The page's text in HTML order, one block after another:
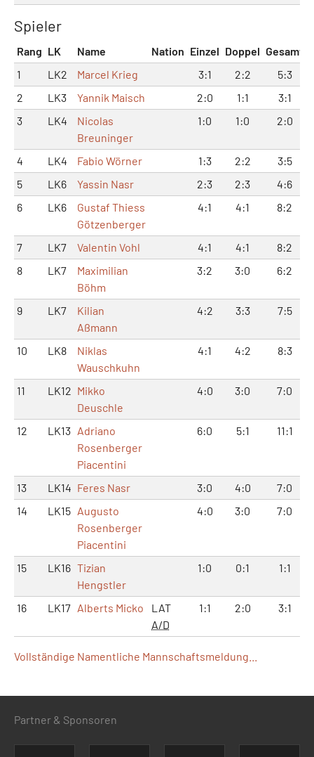
Spieler
Rang LK Name Nation Einzel Doppel Gesamt
1
LK2 Marcel Krieg 3:1 2:2
5:3
2
LK3 Yannik Maisch 2:0 1:1
3:1
3
LK4
Nicolas
Breuninger
1:0 1:0 2:0
4 LK4 Fabio Wörner 1:3 2:2
3:5
5
LK6 Yassin Nasr 2:3 2:3
4:6
6
LK6
Gustaf Thiess
Götzenberger
4:1 4:1 8:2
7 LK7 Valentin Vohl 4:1 4:1
8:2
8
LK7
Maximilian
Böhm
3:2 3:0 6:2
9 LK7
Kilian
Aßmann
4:2 3:3 7:5
10 LK8
Niklas
Wauschkuhn
4:1 4:2 8:3
11 LK12 Mikko
Deuschle
4:0 3:0 7:0
12 LK13 Adriano
Rosenberger
Piacentini
6:0 5:1 11:1
13 LK14 Feres Nasr 3:0 4:0
7:0
14
LK15 Augusto
Rosenberger
Piacentini
4:0 3:0 7:0
15 LK16 Tizian
Hengstler
1:0 0:1 1:1
16 LK17 Alberts Micko
LAT
A/D
1:1 2:0 3:1
Vollständige Namentliche Mannschaftsmeldung...
Partner & Sponsoren